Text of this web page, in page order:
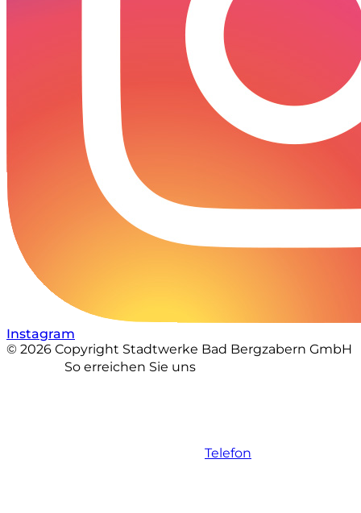
Instagram
© 2026 Copyright Stadtwerke Bad Bergzabern GmbH
So erreichen Sie uns
Telefon